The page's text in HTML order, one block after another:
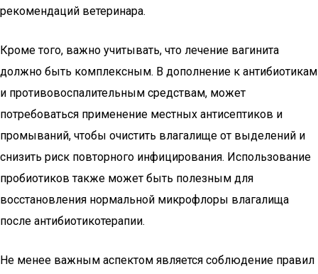
рекомендаций ветеринара.
Кроме того, важно учитывать, что лечение вагинита
должно быть комплексным. В дополнение к антибиотикам
и противовоспалительным средствам, может
потребоваться применение местных антисептиков и
промываний, чтобы очистить влагалище от выделений и
снизить риск повторного инфицирования. Использование
пробиотиков также может быть полезным для
восстановления нормальной микрофлоры влагалища
после антибиотикотерапии.
Не менее важным аспектом является соблюдение правил